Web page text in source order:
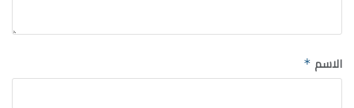
الاسم *